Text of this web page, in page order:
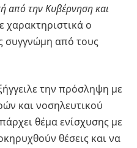
από την Κυβέρνηση και
χαρακτηριστικά ο
συγγνώμη από τους
την πρόσληψη με
και νοσηλευτικού
θέμα ενίσχυσης με
θέσεις και να